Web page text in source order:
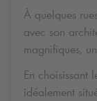
À quelques
avec son
magnifiques,
En choisissant
idéalement